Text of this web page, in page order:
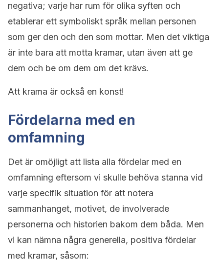
negativa; varje har rum för olika syften och
etablerar ett symboliskt språk mellan personen
som ger den och den som mottar. Men det viktiga
är inte bara att motta kramar, utan även att ge
dem och be om dem om det krävs.
Att krama är också en konst!
Fördelarna med en
omfamning
Det är omöjligt att lista alla fördelar med en
omfamning eftersom vi skulle behöva stanna vid
varje specifik situation för att notera
sammanhanget, motivet, de involverade
personerna och historien bakom dem båda. Men
vi kan nämna några generella, positiva fördelar
med kramar, såsom: